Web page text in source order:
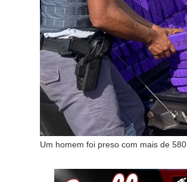
Um homem foi preso com mais de